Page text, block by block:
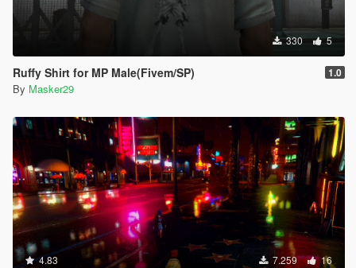
330 5
Ruffy Shirt for MP Male(Fivem/SP) 1.0
By Masker29
4.83 7.259 16